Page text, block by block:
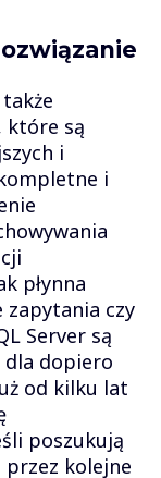
które są
i
i
płynna
czy
Server są
dla dopiero
od kilku lat
poszukują
kolejne